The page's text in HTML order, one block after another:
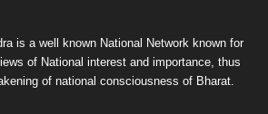
is a well known National Network known for
of National interest and importance, thus
of national consciousness of Bharat.